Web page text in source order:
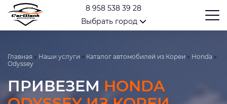
8 958 538 39 28
Выбрать город
Главная » Наши услуги » Каталог автомобилей из Кореи » Honda »
Odyssey
ПРИВЕЗЕМ HONDA